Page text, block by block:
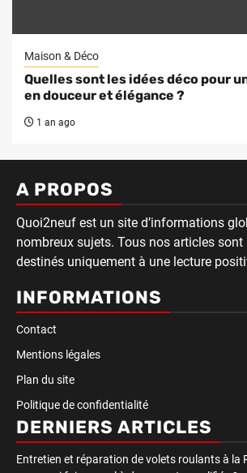
Maison & Déco
Quelles sont les idées déco pour
en douceur et élégance ?
1 an ago
A PROPOS
Quoi2neuf est un site d’informations
nombreux sujets. Tous nos articles
destinés uniquement à une lecture
INFORMATIONS
Contact
Mentions légales
Plan du site
Politique de confidentialité
DERNIERS ARTICLES
Entretien et réparation de volets roulants à la